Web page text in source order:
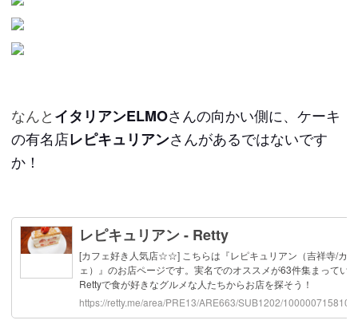
なんとイタリアンELMOさんの向かい側に、ケーキ
の有名店レピキュリアンさんがあるではないです
か！